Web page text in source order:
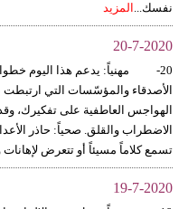
نفسك... المزيد
20-7-2020
20- مهنياً: يدعم هذا اليوم
الأصدقاء والمؤسّسات التي
الهواجس العاطفية على تفكيرك،
الاضطراب والقلق. صحياً: حاذر
تسمع كلاماً مسيئاً أو تتعرض لإهانات
19-7-2020